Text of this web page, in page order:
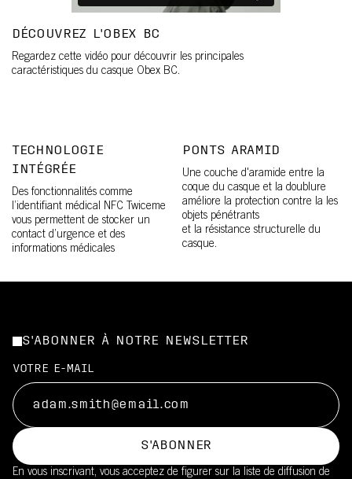
DÉCOUVREZ L'OBEX BC
Regardez cette vidéo pour découvrir les principales
caractéristiques du casque Obex BC.
TECHNOLOGIE
INTÉGRÉE
Des fonctionnalités comme
l’identifiant médical NFC Twiceme
vous permettent de stocker un
contact d’urgence et des
informations médicales
PONTS ARAMID
Une couche d'aramide entre la
coque du casque et la doublure
améliore la protection contre la les
objets pénétrants
et la résistance structurelle du
casque.
S'ABONNER À NOTRE NEWSLETTER
VOTRE E-MAIL
S'ABONNER
En vous inscrivant, vous acceptez de figurer sur la liste de diffusion de